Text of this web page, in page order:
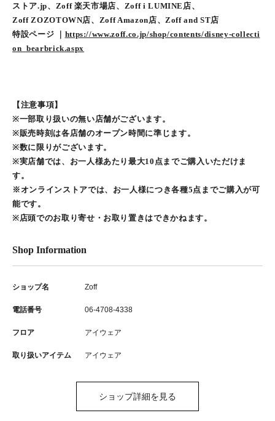
ストア.jp、Zoff 楽天市場店、Zoff i LUMINE店、
Zoff ZOZOTOWN店、Zoff Amazon店、Zoff and ST店
特設ページ ｜ https://www.zoff.co.jp/shop/contents/disney-collecti
on_bearbrick.aspx
【注意事項】
※一部取り扱いの無い店舗がございます。
※販売時刻は各店舗のオープン時間に準じます。
※数に限りがございます。
※実店舗では、お一人様あたり最大10点までご購入いただけま
す。
※オンラインストアでは、お一人様につき各種5点までご購入が可
能です。
※店頭でのお取り寄せ・お取り置きはできかねます。
Shop Information
ショップ名 Zoff
電話番号 06-4708-4338
フロア アイウェア
取り扱いアイテム アイウェア
ショップ詳細を見る